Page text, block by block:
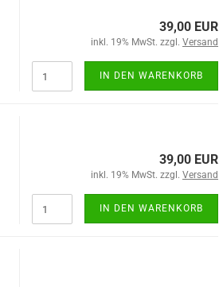
39,00 EUR
inkl. 19% MwSt. zzgl. Versand
IN DEN WARENKORB
39,00 EUR
inkl. 19% MwSt. zzgl. Versand
IN DEN WARENKORB